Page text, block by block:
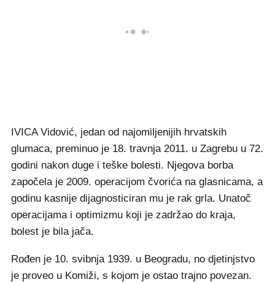
IVICA Vidović, jedan od najomiljenijih hrvatskih
glumaca, preminuo je 18. travnja 2011. u Zagrebu u 72.
godini nakon duge i teške bolesti. Njegova borba
započela je 2009. operacijom čvorića na glasnicama, a
godinu kasnije dijagnosticiran mu je rak grla. Unatoč
operacijama i optimizmu koji je zadržao do kraja,
bolest je bila jača.
Rođen je 10. svibnja 1939. u Beogradu, no djetinjstvo
je proveo u Komiži, s kojom je ostao trajno povezan.